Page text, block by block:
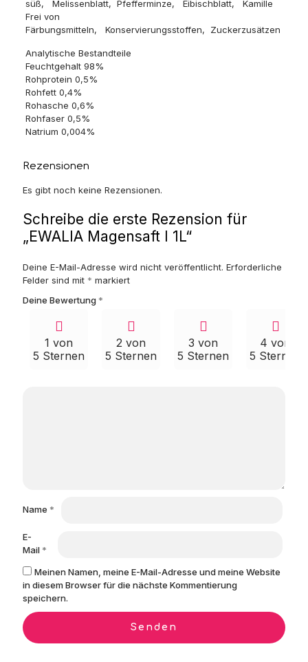
süß, Melissenblatt, Pfefferminze, Eibischblatt, Kamille
Frei von
Färbungsmitteln, Konservierungsstoffen, Zuckerzusätzen
Analytische Bestandteile
Feuchtgehalt 98%
Rohprotein 0,5%
Rohfett 0,4%
Rohasche 0,6%
Rohfaser 0,5%
Natrium 0,004%
Rezensionen
Es gibt noch keine Rezensionen.
Schreibe die erste Rezension für
„EWALIA Magensaft I 1L“
Deine E-Mail-Adresse wird nicht veröffentlicht. Erforderliche
Felder sind mit * markiert
Deine Bewertung *
1 von
5 Sternen
2 von
5 Sternen
3 von
5 Sternen
4 von
5 Sternen
Name *
E-
Mail *
Meinen Namen, meine E-Mail-Adresse und meine Website
in diesem Browser für die nächste Kommentierung
speichern.